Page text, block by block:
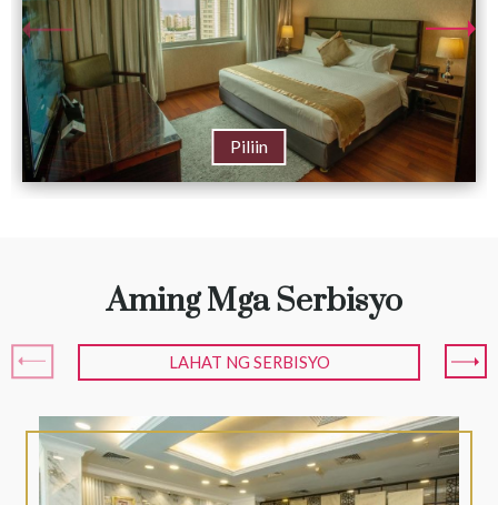
Piliin
Aming Mga Serbisyo
LAHAT NG SERBISYO